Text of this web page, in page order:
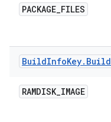
PACKAGE_FILES
BuildInfoKey. Build
RAMDISK_IMAGE